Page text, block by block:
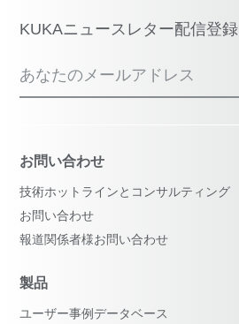
KUKAニュースレター配信登録
あなたのメールアドレス
お問い合わせ
技術ホットラインとコンサルティング
お問い合わせ
報道関係者様お問い合わせ
製品
ユーザー事例データベース